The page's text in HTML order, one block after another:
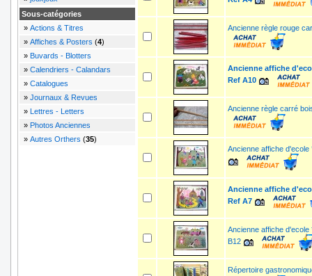
Sous-catégories
» Actions & Titres
» Affiches & Posters (4)
» Buvards - Blotters
» Calendriers - Calandars
» Catalogues
» Journaux & Revues
» Lettres - Letters
» Photos Anciennes
» Autres Orthers (35)
Ancienne règle rouge
Ancienne affiche
Ref A10
Ancienne règle carré
Ancienne affiche
Ancienne affiche
Ref A7
Ancienne affiche
B12
Répertoire